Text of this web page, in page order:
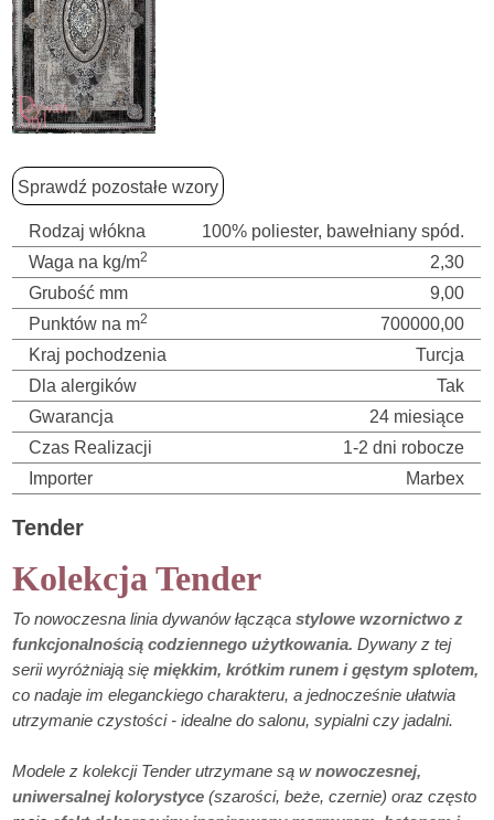
Sprawdź pozostałe wzory
Rodzaj włókna
100% poliester, bawełniany spód.
Waga na kg/m2
2,30
Grubość mm
9,00
Punktów na m2
700000,00
Kraj pochodzenia
Turcja
Dla alergików
Tak
Gwarancja
24 miesiące
Czas Realizacji
1-2 dni robocze
Importer
Marbex
Tender
Kolekcja Tender
To nowoczesna linia dywanów łączącastylowe wzornictwo z
funkcjonalnością codziennego użytkowania.Dywany z tej
serii wyróżniają sięmiękkim, krótkim runem i gęstym splotem,
co nadaje im eleganckiego charakteru, a jednocześnie ułatwia
utrzymanie czystości - idealne do salonu, sypialni czy jadalni.
Modele z kolekcji Tender utrzymane są wnowoczesnej,
uniwersalnej kolorystyce(szarości, beże, czernie) oraz często